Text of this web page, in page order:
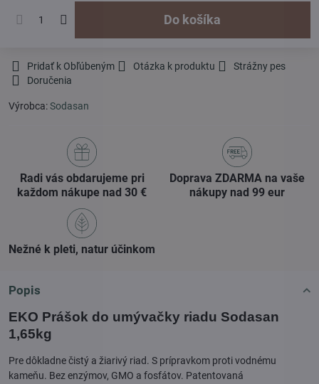
Do košíka
Pridať k Obľúbeným Otázka k produktu
Strážny pes
Doručenia
Výrobca:Sodasan
Radi vás obdarujeme pri
každom nákupe nad 30 €
Doprava ZDARMA na vaše
nákupy nad 99 eur
Nežné k pleti, natur účinkom
Popis
EKO Prášok do umývačky riadu Sodasan
1,65kg
Pre dôkladne čistý a žiarivý riad. S prípravkom proti vodnému
kameňu. Bez enzýmov, GMO a fosfátov. Patentovaná